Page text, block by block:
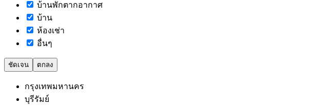
บ้านพักตากอากาศ
บ้าน
ห้องเช่า
อื่นๆ
ชัดเจน ตกลง
กรุงเทพมหานคร
บุรีรัมย์